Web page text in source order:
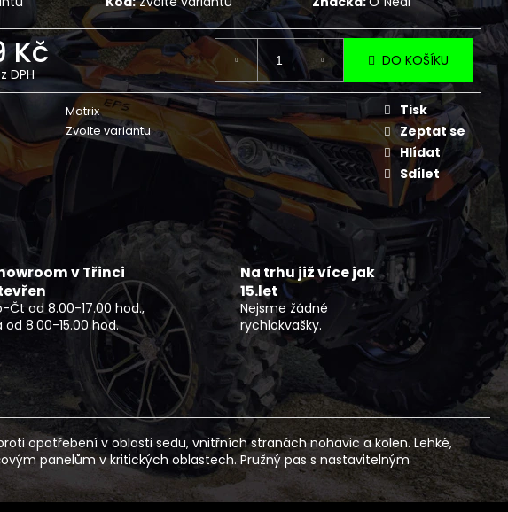
Kč
DPH
DO KOŠÍKU
Matrix
Zvolte variantu
Tisk
Zeptat se
Hlídat
Sdílet
v Třinci
Čt od 8.00-17.00 hod.,
od 8.00-15.00 hod.
Na trhu již více jak
15.let
Nejsme žádné
rychlokvašky.
opotřebení v oblasti sedu, vnitřních stranách nohavic a kolen. Lehké,
panelům v kritických oblastech. Pružný pas s nastavitelným
NF 2210 TEXTILNÍ BUNDA DLOUHÁ ČERNO
ŠEDO ZELENÝ REFLEX
2 720 Kč